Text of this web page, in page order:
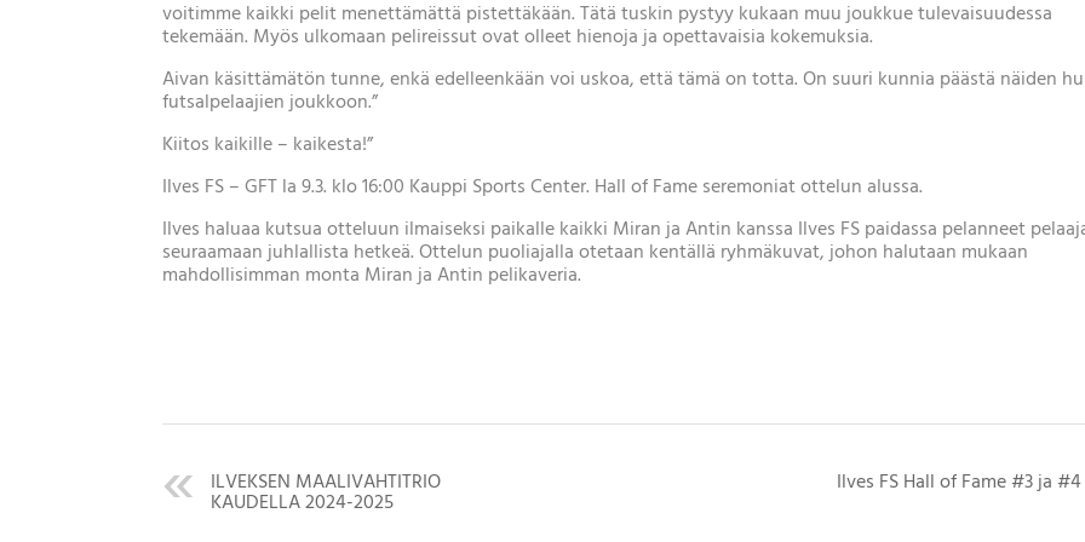
voitimme kaikki pelit menettämättä pistettäkään. Tätä tuskin pystyy kukaan muu joukkue tulevaisuudessa
tekemään. Myös ulkomaan pelireissut ovat olleet hienoja ja opettavaisia kokemuksia.
Aivan käsittämätön tunne, enkä edelleenkään voi uskoa, että tämä on totta. On suuri kunnia päästä näiden
futsalpelaajien joukkoon.”
Kiitos kaikille – kaikesta!”
Ilves FS – GFT la 9.3. klo 16:00 Kauppi Sports Center. Hall of Fame seremoniat ottelun alussa.
Ilves haluaa kutsua otteluun ilmaiseksi paikalle kaikki Miran ja Antin kanssa Ilves FS paidassa pelanneet
seuraamaan juhlallista hetkeä. Ottelun puoliajalla otetaan kentällä ryhmäkuvat, johon halutaan mukaan
mahdollisimman monta Miran ja Antin pelikaveria.
ILVEKSEN MAALIVAHTITRIO
KAUDELLA 2024-2025
Ilves FS Hall of Fame #3 ja #4